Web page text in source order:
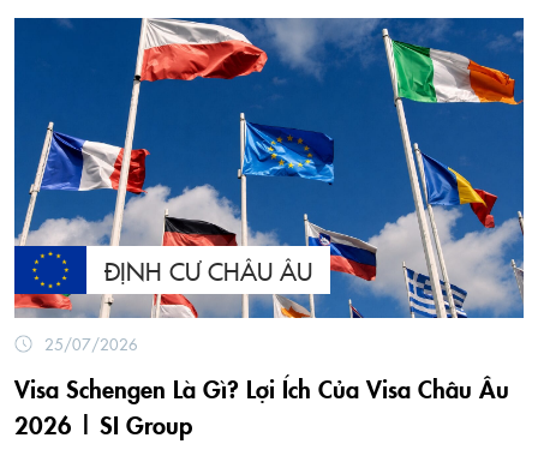
ĐỊNH CƯ CHÂU ÂU
25/07/2026
Visa Schengen Là Gì? Lợi Ích Của Visa Châu Âu
2026 | SI Group